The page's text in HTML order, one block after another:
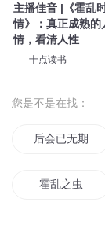
主播佳音 |《霍乱
情》：真正成熟的
情，看清人性
十点读书
您是不是在找：
后会已无期
霍乱之虫